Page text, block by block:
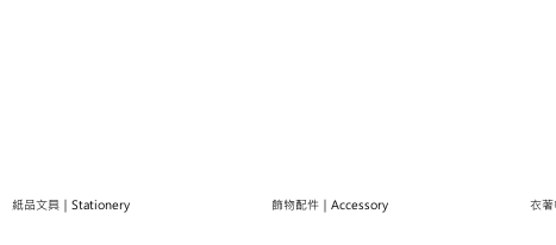
紙品文具｜Stationery 飾物配件｜Accessory 衣